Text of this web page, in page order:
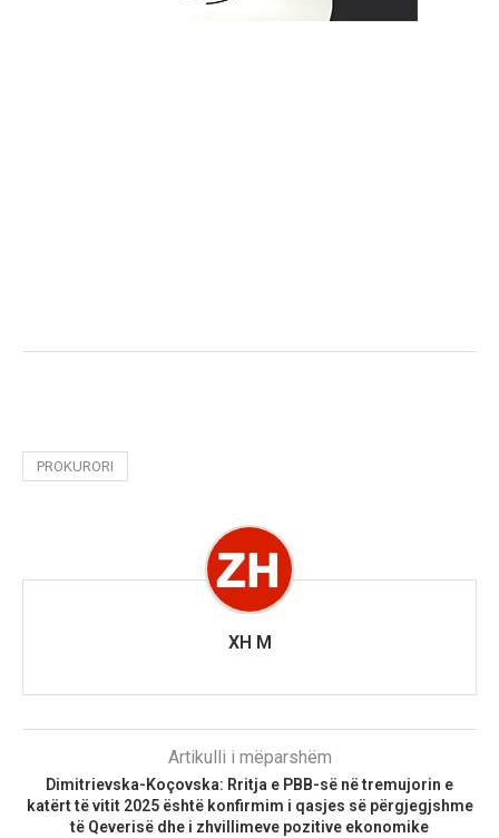
PROKURORI
XH M
Artikulli i mëparshëm
Dimitrievska-Koçovska: Rritja e PBB-së në tremujorin e
katërt të vitit 2025 është konfirmim i qasjes së përgjegjshme
të Qeverisë dhe i zhvillimeve pozitive ekonomike